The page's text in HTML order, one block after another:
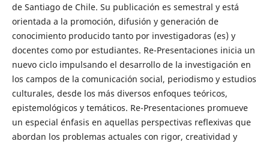
de Santiago de Chile. Su publicación es semestral y está
orientada a la promoción, difusión y generación de
conocimiento producido tanto por investigadoras (es) y
docentes como por estudiantes. Re-Presentaciones inicia un
nuevo ciclo impulsando el desarrollo de la investigación en
los campos de la comunicación social, periodismo y estudios
culturales, desde los más diversos enfoques teóricos,
epistemológicos y temáticos. Re-Presentaciones promueve
un especial énfasis en aquellas perspectivas reflexivas que
abordan los problemas actuales con rigor, creatividad y